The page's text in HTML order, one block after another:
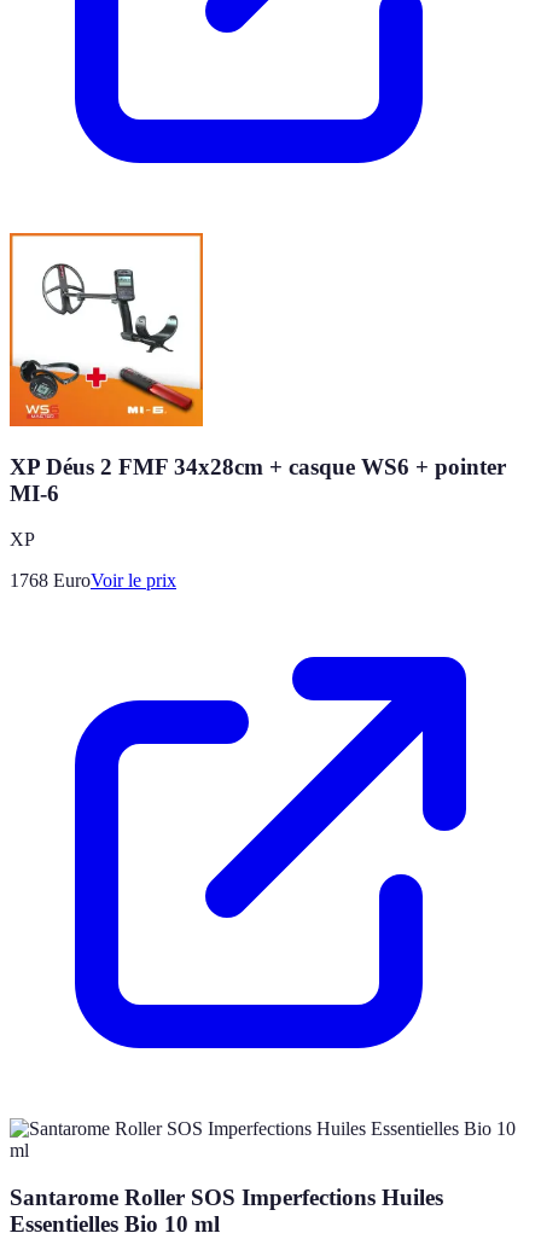
XP Déus 2 FMF 34x28cm + casque WS6 + pointer
MI-6
XP
1768 EuroVoir le prix
Santarome Roller SOS Imperfections Huiles
Essentielles Bio 10 ml